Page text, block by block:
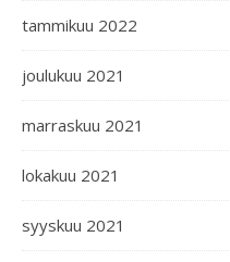
tammikuu 2022
joulukuu 2021
marraskuu 2021
lokakuu 2021
syyskuu 2021